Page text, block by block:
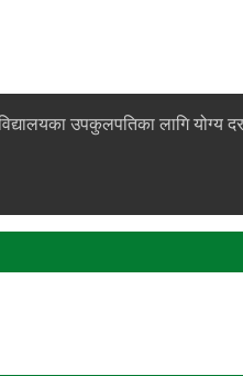
उपकुलपतिका लागि योग्य